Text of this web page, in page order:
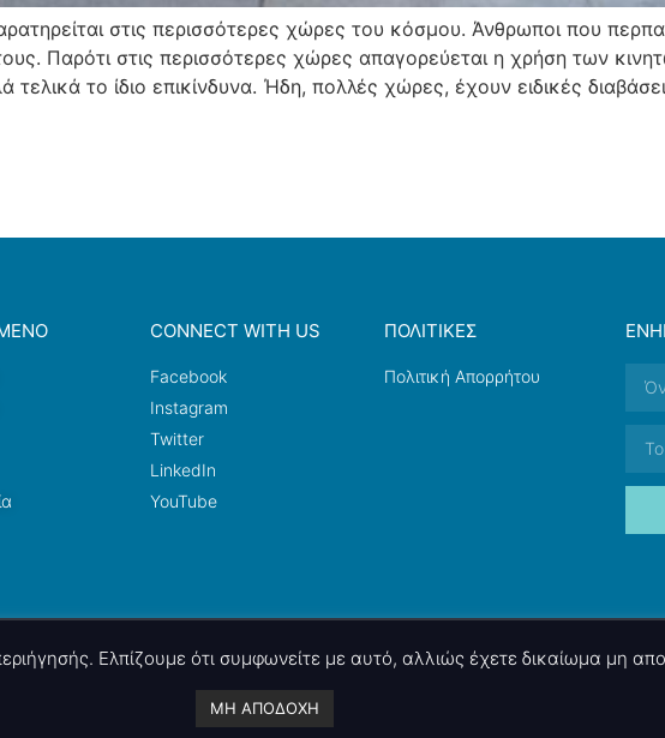
στις περισσότερες χώρες του κόσμου. Άνθρωποι που
Παρότι στις περισσότερες χώρες απαγορεύεται η χρήση των
το ίδιο επικίνδυνα. Ήδη, πολλές χώρες, έχουν ειδικές
CONNECT WITH US
Facebook
Instagram
Twitter
LinkedIn
YouTube
ΠΟΛΙΤΙΚΕΣ
Πολιτική Απορρήτου
nettings, ltd . Powered by
Ελπίζουμε ότι συμφωνείτε με αυτό, αλλιώς έχετε δικαίωμα μη
ΜΗ ΑΠΟΔΟΧΗ